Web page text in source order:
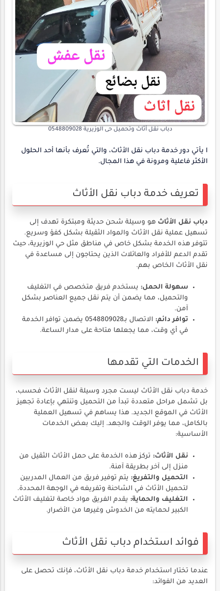
دباب نقل أثاث وتحميل حى الوزيرية 0548809028
ا يأتي دور خدمة دباب نقل الأثاث، والتي تُعرف بأنها أحد الحلول
الأكثر فاعلية ومرونة في هذا المجال.
تعريف خدمة دباب نقل الأثاث
دباب نقل الأثاث هو وسيلة شحن حديثة ومبتكرة تهدف إلى
تسهيل عملية نقل الأثاث والمواد الثقيلة بشكل كفؤ وسريع.
تتوفر هذه الخدمة بشكل خاص في مناطق مثل حي الوزيرية، حيث
تقدم الدعم للأفراد والعائلات الذين يحتاجون إلى مساعدة في
نقل الأثاث الخاص بهم.
سهولة الحمل: يستخدم فريق متخصص في التغليف
والتحميل، مما يضمن أن يتم نقل جميع العناصر بشكل
آمن.
توافر دائم:
الاتصال بـ0548809028 يضمن توافر الخدمة
في أي وقت، مما يجعلها متاحة على مدار الساعة.
الخدمات التي تقدمها
خدمة دباب نقل الأثاث ليست مجرد وسيلة لنقل الأثاث فحسب،
بل تشمل مراحل متعددة تبدأ من التحميل وتنتهي بإعادة تجهيز
الأثاث في الموقع الجديد. هذا يساهم في تسهيل العملية
بالكامل، مما يوفر الوقت والجهد. إليك بعض الخدمات
الأساسية:
نقل الأثاث: تركز هذه الخدمة على حمل الأثاث الثقيل من
منزل إلى آخر بطريقة آمنة.
التحميل والتفريغ: يتم توفير فريق من العمال المدربين
لتحميل الأثاث في الشاحنة وتفريغه في الوجهة المحددة.
التغليف والحماية: يقدم الفريق مواد خاصة لتغليف الأثاث
الكبير لحمايته من الخدوش وغيرها من الأضرار.
فوائد استخدام دباب نقل الأثاث
عندما تختار استخدام خدمة دباب نقل الأثاث، فإنك تحصل على
العديد من الفوائد: